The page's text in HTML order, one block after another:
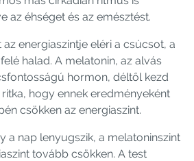
az éhséget és az emésztést.
az energiaszintje eléri a csúcsot, a
halad. A melatonin, az alvás
hormon, déltől kezd
hogy ennek eredményeként
csökken az energiaszint.
a nap lenyugszik, a melatoninszint
tovább csökken. A test